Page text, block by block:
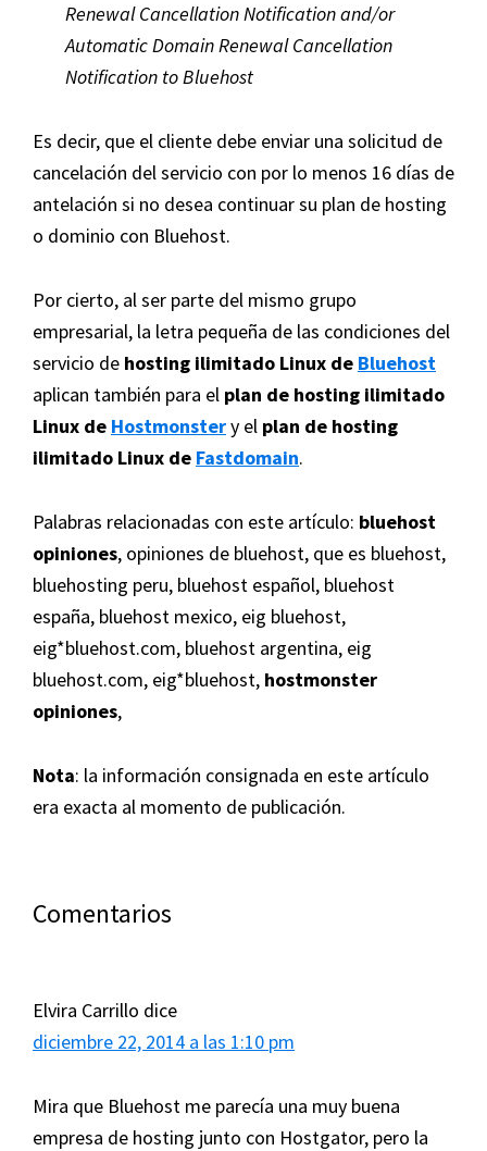
Renewal Cancellation Notification and/or
Automatic Domain Renewal Cancellation
Notification to Bluehost
Es decir, que el cliente debe enviar una solicitud de
cancelación del servicio con por lo menos 16 días de
antelación si no desea continuar su plan de hosting
o dominio con Bluehost.
Por cierto, al ser parte del mismo grupo
empresarial, la letra pequeña de las condiciones del
servicio de hosting ilimitado Linux de Bluehost
aplican también para el plan de hosting ilimitado
Linux de Hostmonstery el plan de hosting
ilimitado Linux de Fastdomain.
Palabras relacionadas con este artículo: bluehost
opiniones, opiniones de bluehost, que es bluehost,
bluehosting peru, bluehost español, bluehost
españa, bluehost mexico, eig bluehost,
eig*bluehost.com, bluehost argentina, eig
bluehost.com, eig*bluehost, hostmonster
opiniones,
Nota: la información consignada en este artículo
era exacta al momento de publicación.
Interacciones
lectores
Comentarios
Elvira Carrillo dice
diciembre 22, 2014 a las 1:10 pm
Mira que Bluehost me parecía una muy buena
empresa de hosting junto con Hostgator, pero la